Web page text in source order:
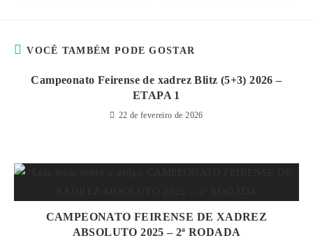
VOCÊ TAMBÉM PODE GOSTAR
Campeonato Feirense de xadrez Blitz (5+3) 2026 –
ETAPA 1
22 de fevereiro de 2026
CAMPEONATO FEIRENSE DE XADREZ
ABSOLUTO 2025 – 2ª RODADA